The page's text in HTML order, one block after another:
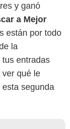
y ganó
a Mejor
están por todo
la
entradas
ver qué le
segunda